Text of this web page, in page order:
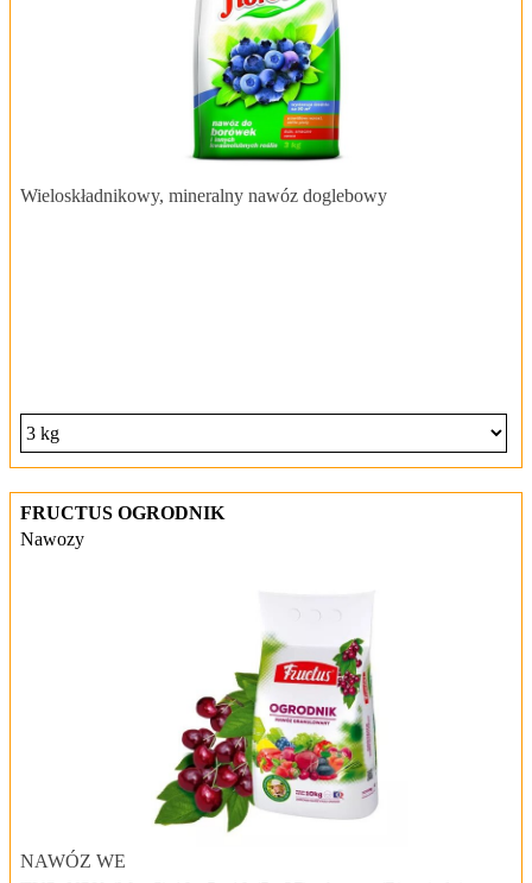
Wieloskładnikowy, mineralny nawóz doglebowy
FRUCTUS OGRODNIK
Nawozy
NAWÓZ WE